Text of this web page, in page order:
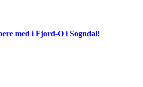
med i Fjord-O i Sogndal!